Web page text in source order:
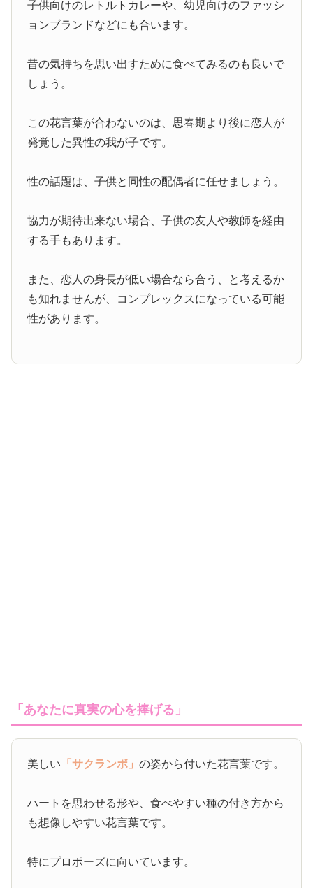
子供向けのレトルトカレーや、幼児向けのファッシ
ョンブランドなどにも合います。
昔の気持ちを思い出すために食べてみるのも良いで
しょう。
この花言葉が合わないのは、思春期より後に恋人が
発覚した異性の我が子です。
性の話題は、子供と同性の配偶者に任せましょう。
協力が期待出来ない場合、子供の友人や教師を経由
する手もあります。
また、恋人の身長が低い場合なら合う、と考えるか
も知れませんが、コンプレックスになっている可能
性があります。
「あなたに真実の心を捧げる」
美しい 「サクランボ」の姿から付いた花言葉です。
ハートを思わせる形や、食べやすい種の付き方から
も想像しやすい花言葉です。
特にプロポーズに向いています。